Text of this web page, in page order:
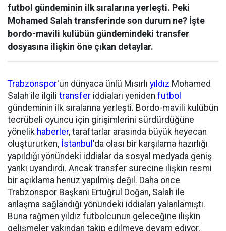
futbol gündeminin ilk sıralarına yerleşti. Peki
Mohamed Salah transferinde son durum ne? İşte
bordo-mavili kulübün gündemindeki transfer
dosyasına ilişkin öne çıkan detaylar.
Trabzonspor'un dünyaca ünlü Mısırlı yıldız Mohamed
Salah ile ilgili transfer iddiaları yeniden futbol
gündeminin ilk sıralarına yerleşti. Bordo-mavili kulübün
tecrübeli oyuncu için girişimlerini sürdürdüğüne
yönelik haberler, taraftarlar arasında büyük heyecan
oluştururken, İstanbul 'da olası bir karşılama hazırlığı
yapıldığı yönündeki iddialar da sosyal medyada geniş
yankı uyandırdı. Ancak transfer sürecine ilişkin resmi
bir açıklama henüz yapılmış değil. Daha önce
Trabzonspor Başkanı Ertuğrul Doğan, Salah ile
anlaşma sağlandığı yönündeki iddiaları yalanlamıştı.
Buna rağmen yıldız futbolcunun geleceğine ilişkin
gelişmeler yakından takip edilmeye devam ediyor.